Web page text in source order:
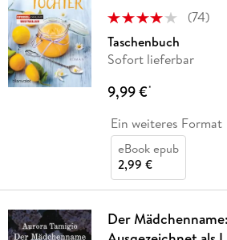
(74)
Taschenbuch
Sofort lieferbar
9,99 €*
Ein weiteres Format
eBook epub
2,99 €
Der